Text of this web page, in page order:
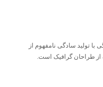
با تولید سادگی نامفهوم از
طراحان گرافیک است.